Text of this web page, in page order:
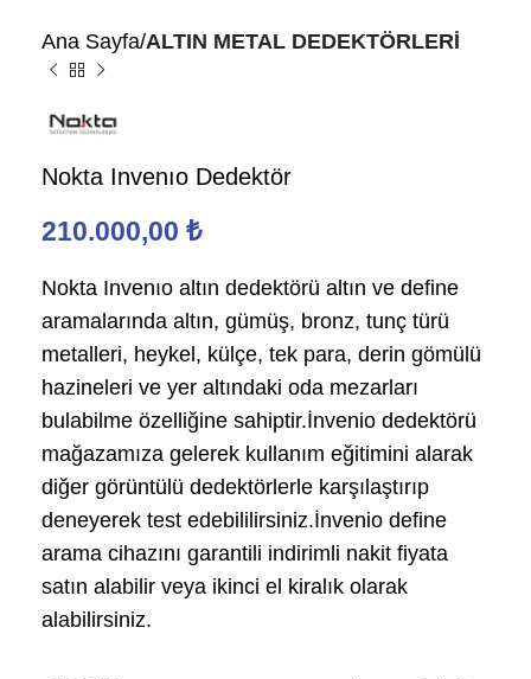
Ana Sayfa ALTIN METAL DEDEKTÖRLERİ
Nokta Invenıo Dedektör
210.000,00 ₺
Nokta Invenıo altın dedektörü altın ve define
aramalarında altın, gümüş, bronz, tunç türü
metalleri, heykel, külçe, tek para, derin gömülü
hazineleri ve yer altındaki oda mezarları
bulabilme özelliğine sahiptir.İnvenio dedektörü
mağazamıza gelerek kullanım eğitimini alarak
diğer görüntülü dedektörlerle karşılaştırıp
deneyerek test edebililirsiniz.İnvenio define
arama cihazını garantili indirimli nakit fiyata
satın alabilir veya ikinci el kiralık olarak
alabilirsiniz.